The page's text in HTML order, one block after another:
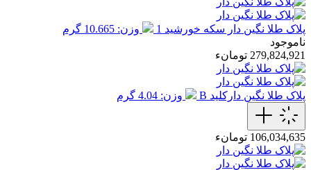
پلاک طلا نگین دار سکه خورشید 1
وزن: 10.665 گرم
ناموجود
279,824,921 تومانء
پلاک طلا نگین دارکلید B وزن: 4.04 گرم
106,034,635 تومانء